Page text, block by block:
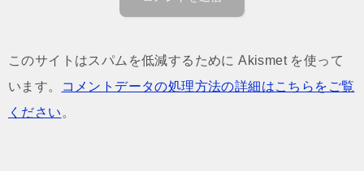
このサイトはスパムを低減するために Akismet を使って
います。
コメントデータの処理方法の詳細はこちらをご覧
ください 。